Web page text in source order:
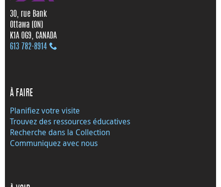
30, rue Bank
Ottawa (ON)
K1A 0G9, CANADA
613 782‑8914
À FAIRE
Planifiez votre visite
Trouvez des ressources éducatives
Recherche dans la Collection
Communiquez avec nous